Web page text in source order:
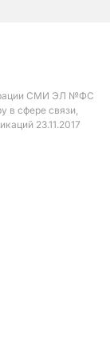
СМИ ЭЛ №ФС
в сфере связи,
23.11.2017